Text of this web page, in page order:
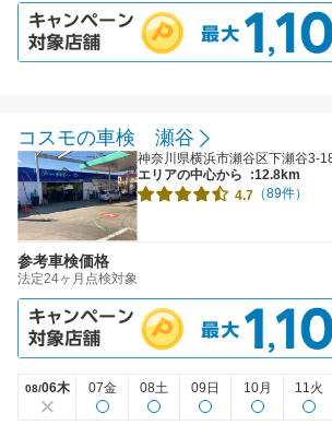
コスモの車検 瀬谷
神奈川県横浜市瀬谷区下瀬谷3-
エリアの中心から
:12.8km
4.7 （89件）
参考車検価格
法定24ヶ月点検対象
08/06木 07金 08土 09日 10月 11火